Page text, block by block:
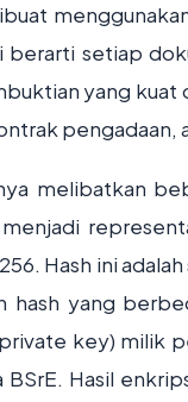
berarti setiap
yang kuat
pengadaan,
melibatkan
Hash ini
hash yang
key) milik
BSrE. Hasil